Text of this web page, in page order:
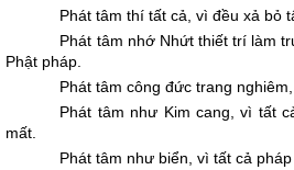
Phát tâm thí tất cả, vì đều xả bỏ
Phát tâm nhớ Nhứt thiết trí làm
Phật pháp.
Phát tâm công đức trang
Phát tâm như Kim cang, vì tất
mất.
Phát tâm như biển, vì tất cả